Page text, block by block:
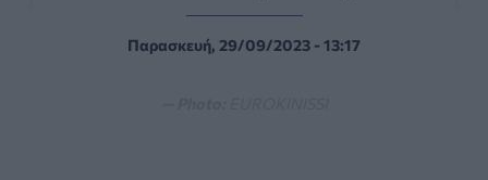
Παρασκευή, 29/09/2023 - 13:17